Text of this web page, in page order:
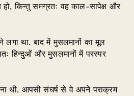
किन्तु समग्रतः वह काल-सापेक्ष और
लगा था. बाद में मुसलमानों का मूल
हिन्दुओं और मुसलमानों में परस्पर
थी. आपसी संघर्ष से वे अपने पराक्रम